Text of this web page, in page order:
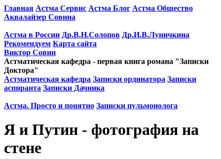
Главная Астма Сервис Астма Блог Астма Общество
Аквалайзер Совина
Астма в России Др.В.Н.Солопов Др.И.В.Луничкина
Рекомендуем Карта сайта
Виктор Совин
Астматическая кафедра - первая книга романа "Записки
Доктора"
Астматическая кафедра Записки ординатора Записки
аспиранта Записки Дачника
Астма. Просто и понятно Записки пульмонолога
Я и Путин - фотография на
стене